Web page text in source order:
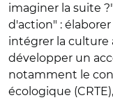
imaginer la suite
d'action" :
intégrer la culture
développer un
notamment le
écologique